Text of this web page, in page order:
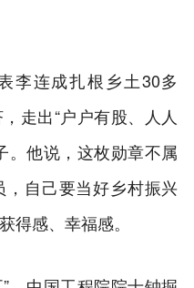
李连成扎根乡土30多
走出“户户有股、人人
。他说，这枚勋章不属
自己要当好乡村振兴
得感、幸福感。